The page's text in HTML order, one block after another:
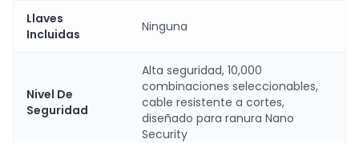
Llaves
Incluidas
Ninguna
Nivel De
Seguridad
Alta seguridad, 10,000
combinaciones seleccionables,
cable resistente a cortes,
diseñado para ranura Nano
Security